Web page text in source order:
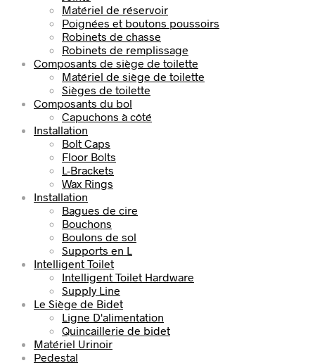
Matériel de réservoir
Poignées et boutons poussoirs
Robinets de chasse
Robinets de remplissage
Composants de siège de toilette
Matériel de siège de toilette
Sièges de toilette
Composants du bol
Capuchons à côté
Installation
Bolt Caps
Floor Bolts
L-Brackets
Wax Rings
Installation
Bagues de cire
Bouchons
Boulons de sol
Supports en L
Intelligent Toilet
Intelligent Toilet Hardware
Supply Line
Le Siège de Bidet
Ligne D'alimentation
Quincaillerie de bidet
Matériel Urinoir
Pedestal